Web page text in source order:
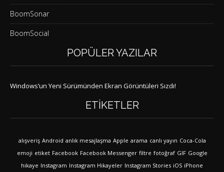
BoomSonar
BoomSocial
POPÜLER YAZILAR
Windows’un Yeni Sürümünden Ekran Görüntüleri Sızdı!
ETIKETLER
alışveriş Android anlık mesajlaşma Apple arama canlı yayın Coca-Cola
emoji etiket Facebook Facebook Messenger filtre fotoğraf GIF Google
hikaye Instagram Instagram Hikayeler Instagram Stories iOS iPhone